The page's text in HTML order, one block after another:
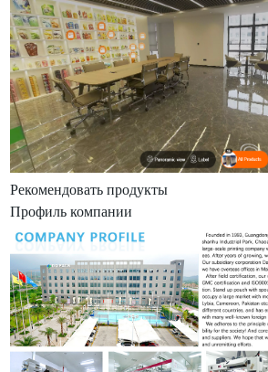
Рекомендовать продукты
Профиль компании